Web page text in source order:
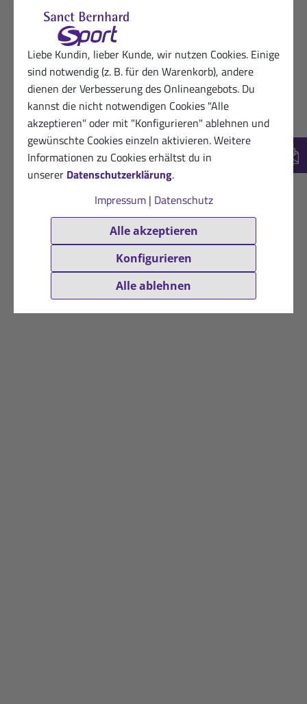
Liebe Kundin, lieber Kunde, wir nutzen Cookies. Einige
sind notwendig (z. B. für den Warenkorb), andere
dienen der Verbesserung des Onlineangebots. Du
kannst die nicht notwendigen Cookies "Alle
akzeptieren" oder mit "Konfigurieren" ablehnen und
gewünschte Cookies einzeln aktivieren. Weitere
Informationen zu Cookies erhältst du in
unserer Datenschutzerklärung.
Impressum| Datenschutz
Alle akzeptieren
Konfigurieren
Alle ablehnen